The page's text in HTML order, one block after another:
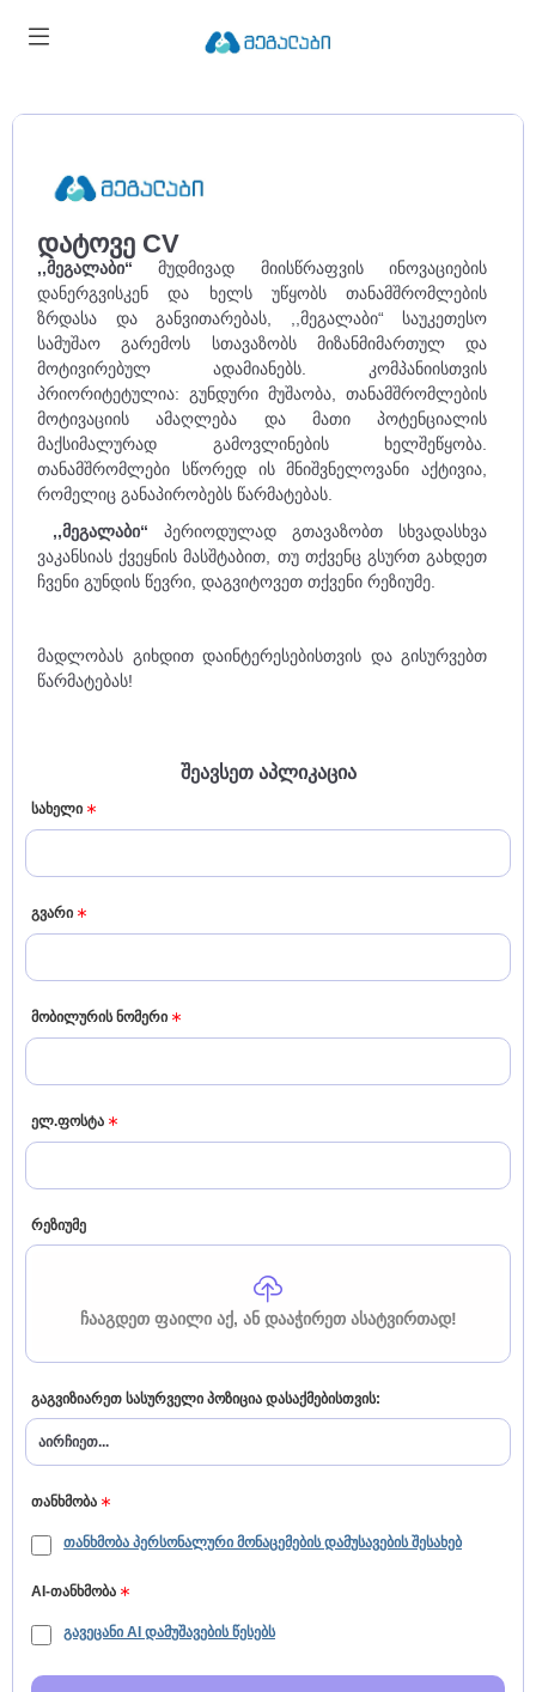
დატოვე CV
,,მეგალაბი“ მუდმივად მიისწრაფვის ინოვაციების
დანერგვისკენ და ხელს უწყობს თანამშრომლების
ზრდასა და განვითარებას, ,,მეგალაბი“ საუკეთესო
სამუშაო გარემოს სთავაზობს მიზანმიმართულ და
მოტივირებულ ადამიანებს. კომპანიისთვის
პრიორიტეტულია: გუნდური მუშაობა, თანამშრომლების
მოტივაციის ამაღლება და მათი პოტენციალის
მაქსიმალურად გამოვლინების ხელშეწყობა.
თანამშრომლები სწორედ ის მნიშვნელოვანი აქტივია,
რომელიც განაპირობებს წარმატებას.
,,მეგალაბი“ პერიოდულად გთავაზობთ სხვადასხვა
ვაკანსიას ქვეყნის მასშტაბით, თუ თქვენც გსურთ გახდეთ
ჩვენი გუნდის წევრი, დაგვიტოვეთ თქვენი რეზიუმე.
მადლობას გიხდით დაინტერესებისთვის და გისურვებთ
წარმატებას!
შეავსეთ აპლიკაცია
სახელი
გვარი
მობილურის ნომერი
ელ.ფოსტა
რეზიუმე
ᲩᲐᲐᲒᲓᲔᲗ ᲤᲐᲘᲚᲘ ᲐᲥ, ᲐᲜ ᲓᲐᲐᲭᲘᲠᲔᲗ ᲐᲡᲐᲢᲕᲘᲠᲗᲐᲓ!
გაგვიზიარეთ სასურველი პოზიცია დასაქმებისთვის:
ყველას მონიშვნა
თანხმობა
თანხმობა პერსონალური მონაცემების დამუსავების შესახებ
AI-თანხმობა
გავეცანი AI დამუშავების წესებს